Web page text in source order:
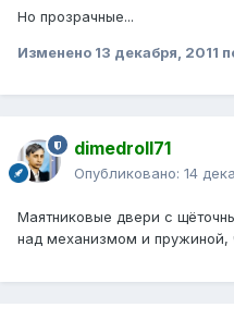
Но прозрачные...
Изменено 13 декабря, 2011
dimedroll71
Опубликовано: 14
Маятниковые двери с
над механизмом и пружиной,